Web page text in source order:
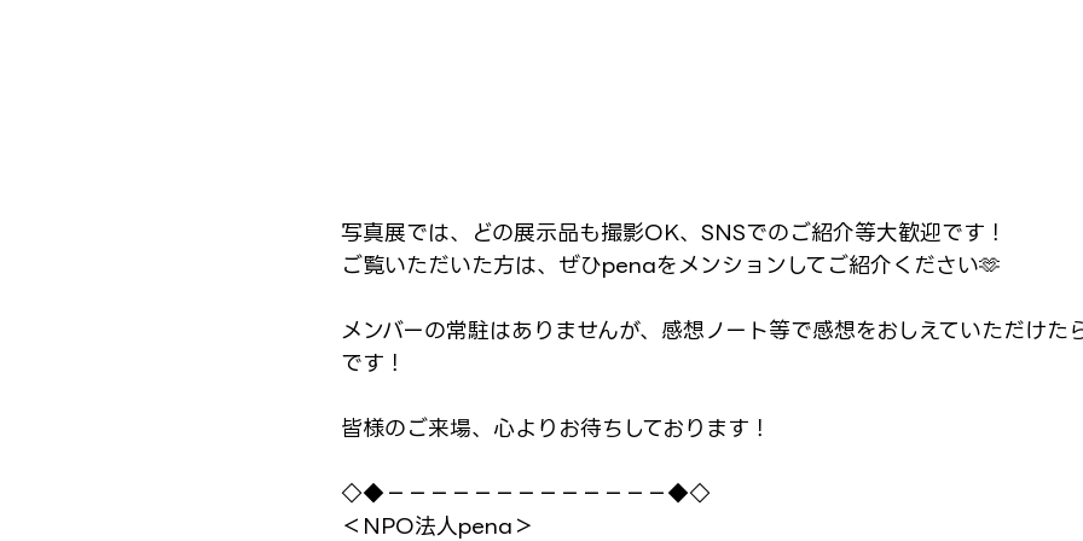
写真展では、どの展示品も撮影OK、SNSでのご紹介等大歓迎です！
ご覧いただいた方は、ぜひpenaをメンションしてご紹介ください🫶
メンバーの常駐はありませんが、感想ノート等で感想をおしえていただけた
です！
皆様のご来場、心よりお待ちしております！
◇◆－－－－－－－－－－－－－◆◇
＜NPO法人pena＞